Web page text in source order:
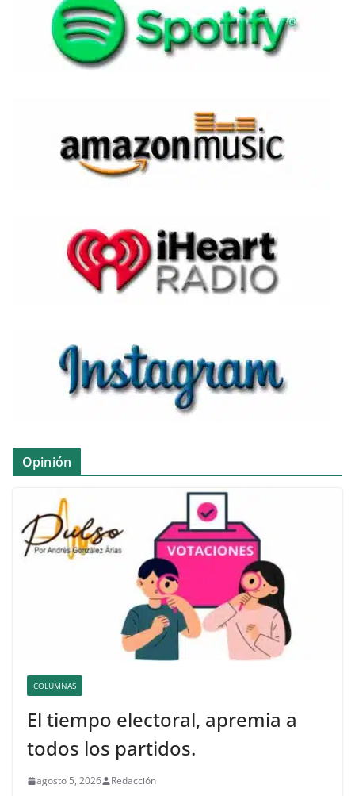
Opinión
COLUMNAS
El tiempo electoral, apremia a
todos los partidos.
agosto 5, 2026 Redacción